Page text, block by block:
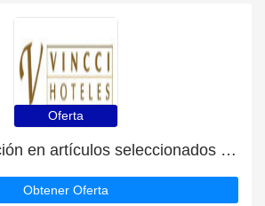
Oferta
20€ de devolución en artículos seleccionados en Vinccihoteles
Obtener Oferta